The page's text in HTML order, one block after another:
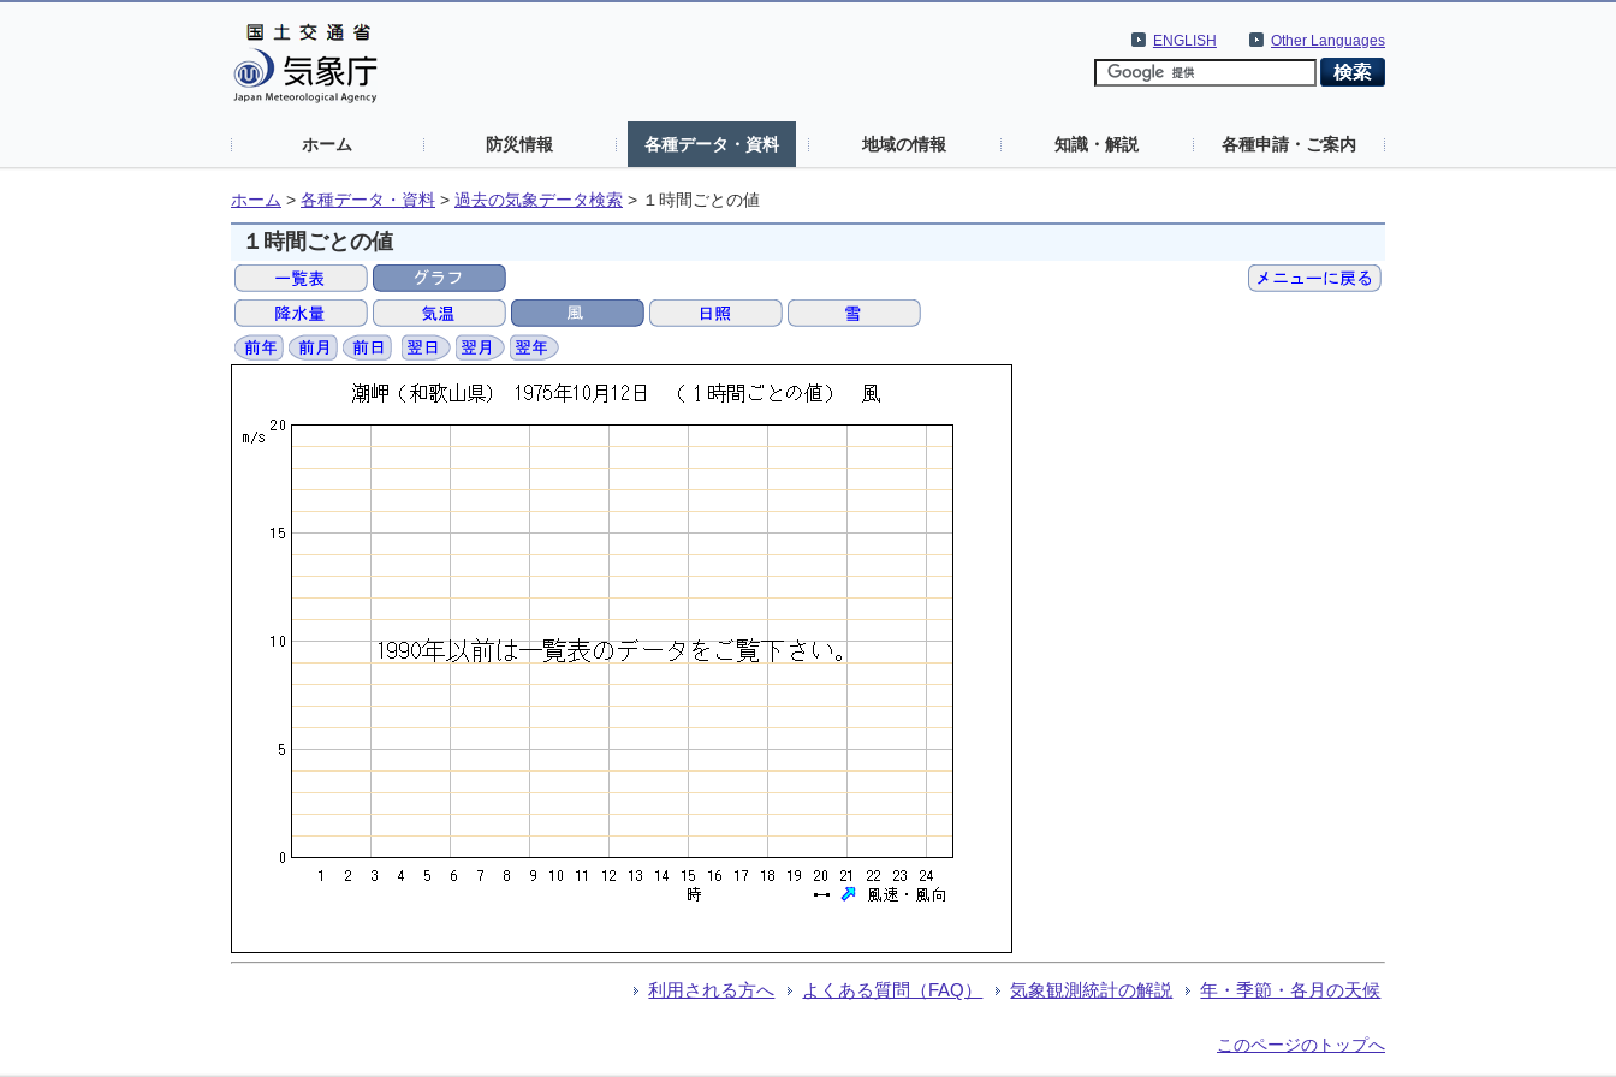
Other Languages
ENGLISH
ホーム 防災情報 各種データ・資料 地域の情報 知識・解説 各種申請・ご案内
ホーム > 各種データ・資料 > 過去の気象データ検索 > １時間ごとの値
１時間ごとの値
利用される方へ よくある質問（FAQ） 気象観測統計の解説 年・季節・各月の天候
このページのトップへ